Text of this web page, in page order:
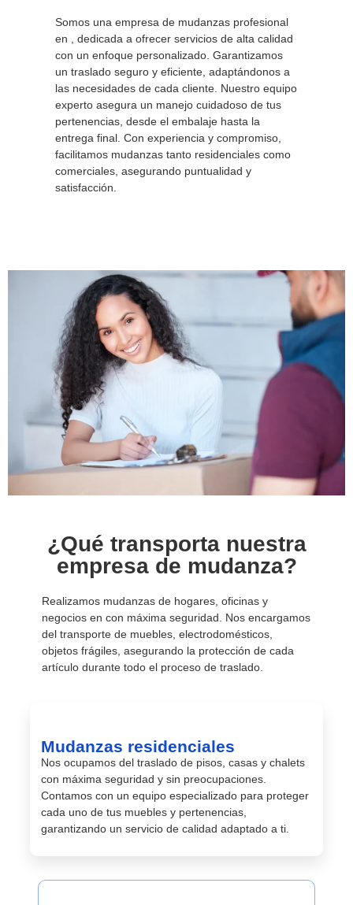
Somos una empresa de mudanzas profesional
en , dedicada a ofrecer servicios de alta calidad
con un enfoque personalizado. Garantizamos
un traslado seguro y eficiente, adaptándonos a
las necesidades de cada cliente. Nuestro equipo
experto asegura un manejo cuidadoso de tus
pertenencias, desde el embalaje hasta la
entrega final. Con experiencia y compromiso,
facilitamos mudanzas tanto residenciales como
comerciales, asegurando puntualidad y
satisfacción.
¿Qué transporta nuestra
empresa de mudanza?
Realizamos mudanzas de hogares, oficinas y
negocios en con máxima seguridad. Nos encargamos
del transporte de muebles, electrodomésticos,
objetos frágiles, asegurando la protección de cada
artículo durante todo el proceso de traslado.
Mudanzas residenciales
Nos ocupamos del traslado de pisos, casas y chalets
con máxima seguridad y sin preocupaciones.
Contamos con un equipo especializado para proteger
cada uno de tus muebles y pertenencias,
garantizando un servicio de calidad adaptado a ti.